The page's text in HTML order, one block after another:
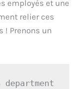
employés et une
relier ces
! Prenons un
department